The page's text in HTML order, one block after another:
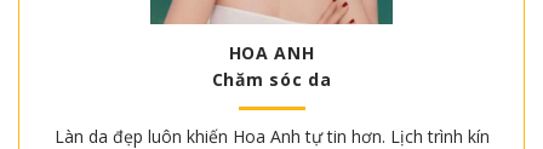
HOA ANH
Chăm sóc da
Làn da đẹp luôn khiến Hoa Anh tự tin hơn. Lịch trình kín